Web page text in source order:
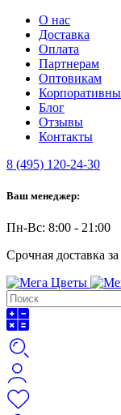
О нас
Доставка
Оплата
Партнерам
Оптовикам
Блог
Отзывы
Контакты
8 (495) 120-24-30
Ваш менеджер:
Пн-Вс: 8:00 - 21:00
Срочная доставка